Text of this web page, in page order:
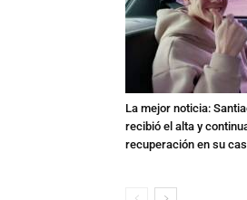
La mejor noticia:
recibió el alta y
recuperación en su